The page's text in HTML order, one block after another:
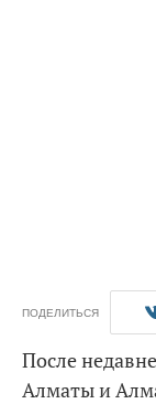
ПОДЕЛИТЬСЯ
После
Алматы и